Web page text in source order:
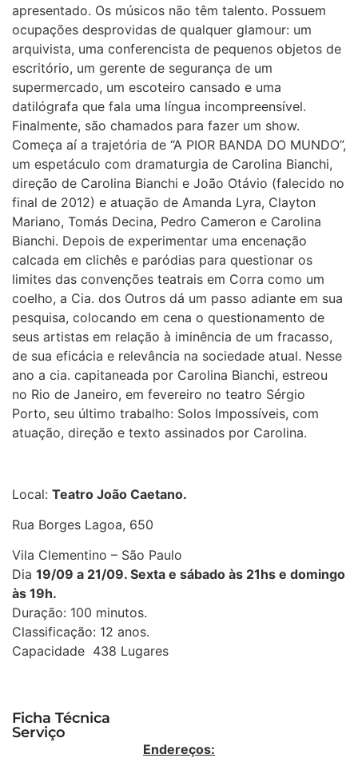
apresentado. Os músicos não têm talento. Possuem
ocupações desprovidas de qualquer glamour: um
arquivista, uma conferencista de pequenos objetos de
escritório, um gerente de segurança de um
supermercado, um escoteiro cansado e uma
datilógrafa que fala uma língua incompreensível.
Finalmente, são chamados para fazer um show.
Começa aí a trajetória de “A PIOR BANDA DO MUNDO”,
um espetáculo com dramaturgia de Carolina Bianchi,
direção de Carolina Bianchi e João Otávio (falecido no
final de 2012) e atuação de Amanda Lyra, Clayton
Mariano, Tomás Decina, Pedro Cameron e Carolina
Bianchi. Depois de experimentar uma encenação
calcada em clichês e paródias para questionar os
limites das convenções teatrais em Corra como um
coelho, a Cia. dos Outros dá um passo adiante em sua
pesquisa, colocando em cena o questionamento de
seus artistas em relação à iminência de um fracasso,
de sua eficácia e relevância na sociedade atual. Nesse
ano a cia. capitaneada por Carolina Bianchi, estreou
no Rio de Janeiro, em fevereiro no teatro Sérgio
Porto, seu último trabalho: Solos Impossíveis, com
atuação, direção e texto assinados por Carolina.
Local: Teatro João Caetano.
Rua Borges Lagoa, 650
Vila Clementino – São Paulo
Dia 19/09 a 21/09. Sexta e sábado às 21hs e domingo
às 19h.
Duração: 100 minutos.
Classificação: 12 anos.
Capacidade 438 Lugares
Ficha Técnica
Serviço
Endereços: